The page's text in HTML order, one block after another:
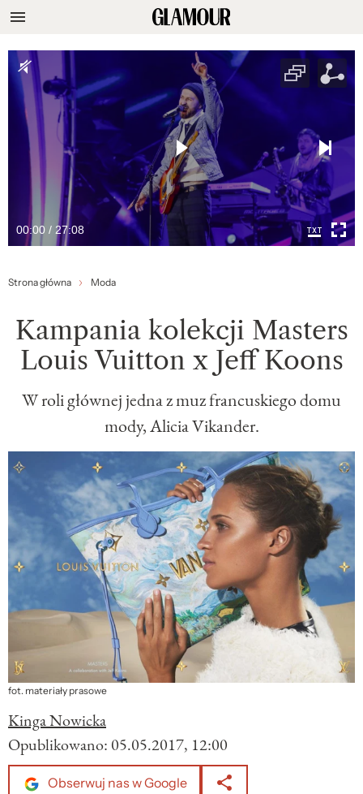
00:00 / 27:08
Strona główna Moda
Kampania kolekcji Masters
Louis Vuitton x Jeff Koons
W roli głównej jedna z muz francuskiego domu
mody, Alicia Vikander.
fot. materiały prasowe
Kinga Nowicka
Opublikowano: 05.05.2017, 12:00
Obserwuj nas w Google